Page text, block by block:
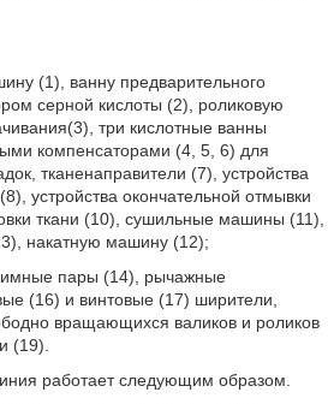
(1), ванну предварительного
серной кислоты (2), роликовую
три кислотные ванны
компенсаторами (4, 5, 6) для
тканенаправители (7), устройства
устройства окончательной отмывки
ткани (10), сушильные машины (11),
накатную машину (12);
пары (14), рычажные
(16) и винтовые (17) ширители,
вращающихся валиков и роликов
(19).
работает следующим образом.